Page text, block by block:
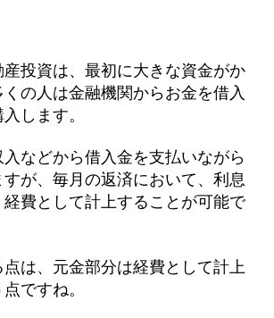
投資は、最初に大きな資金がか
の人は金融機関からお金を借入
します。
などから借入金を支払いながら
が、毎月の返済において、利息
経費として計上することが可能で
は、元金部分は経費として計上
ですね。